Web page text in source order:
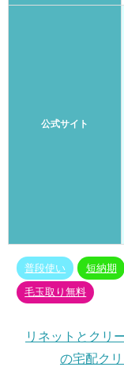
公式サイト
普段使い 短納期
毛玉取り無料
リネットとクリ
の宅配ク